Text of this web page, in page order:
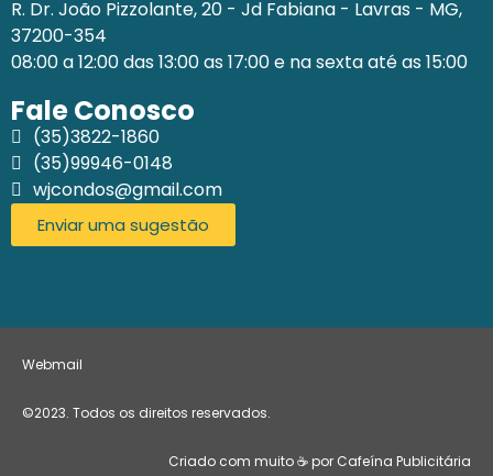
R. Dr. João Pizzolante, 20 - Jd Fabiana - Lavras - MG,
37200-354
08:00 a 12:00 das 13:00 as 17:00 e na sexta até as 15:00
Fale Conosco
(35)3822-1860
(35)99946-0148
wjcondos@gmail.com
Enviar uma sugestão
Webmail
©2023. Todos os direitos reservados.
Criado com muito ☕ por Cafeína Publicitária